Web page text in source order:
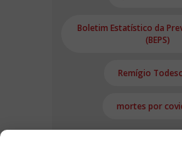
Boletim Estatístico da
(BEPS)
Remígio
mortes por